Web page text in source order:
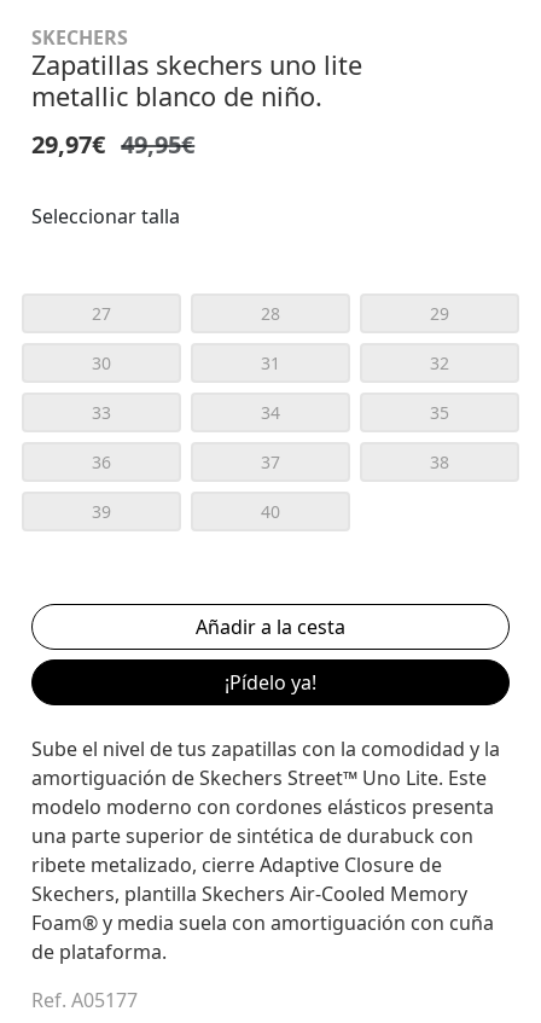
SKECHERS
Zapatillas skechers uno lite
metallic blanco de niño.
29,97€ 49,95€
Seleccionar talla
27 28 29
30 31 32
33 34 35
36 37 38
39 40
¡Pídelo ya!
Sube el nivel de tus zapatillas con la comodidad y la
amortiguación de Skechers Street™ Uno Lite. Este
modelo moderno con cordones elásticos presenta
una parte superior de sintética de durabuck con
ribete metalizado, cierre Adaptive Closure de
Skechers, plantilla Skechers Air-Cooled Memory
Foam® y media suela con amortiguación con cuña
de plataforma.
Ref. A05177